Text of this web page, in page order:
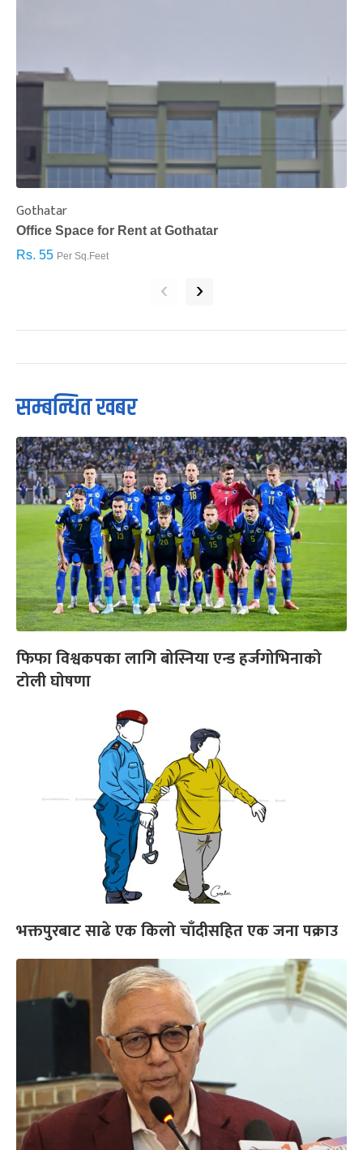
Gothatar
Office Space for Rent at Gothatar
Rs. 55 Per Sq.Feet
‹ ›
सम्बन्धित खबर
फिफा विश्वकपका लागि बोस्निया एन्ड हर्जगोभिनाको
टोली घोषणा
भक्तपुरबाट साढे एक किलो चाँदीसहित एक जना पक्राउ